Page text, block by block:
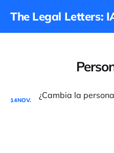
The Legal Letters:
14NOV.